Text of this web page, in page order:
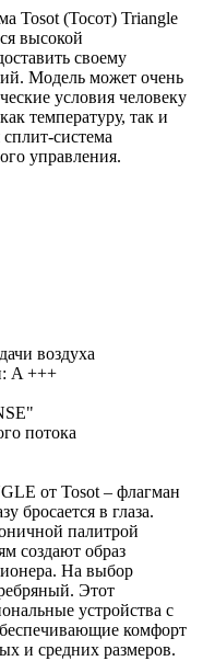
Tosot (Тосот) Triangle
высокой
своему
Модель может очень
условия человеку
температуру, так и
система
управления.
воздуха
A +++
потока
от Tosot – флагман
бросается в глаза.
палитрой
создают образ
На выбор
Этот
устройства с
комфорт
и средних размеров.